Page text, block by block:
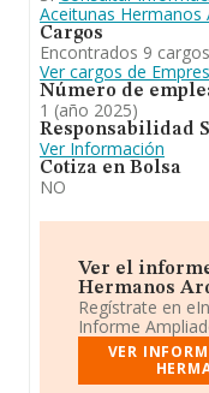
Aceitunas Hermanos
Cargos
Encontrados 9
Ver cargos de
Número de
1 (año 2025)
Responsabilidad
Ver Información
Cotiza en Bolsa
NO
Ver el
Hermanos
Regístrate en
Informe
VER